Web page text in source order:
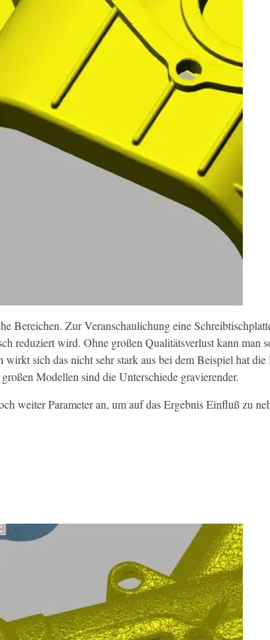
Bereichen. Zur Veranschaulichung eine
reduziert wird. Ohne großen Qualitätsverlust kann man
sich das nicht sehr stark aus bei dem Beispiel hat die
Modellen sind die Unterschiede gravierender.
weiter Parameter an, um auf das Ergebnis Einfluß zu